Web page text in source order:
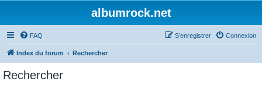
albumrock.net
FAQ Connexion
S’enregistrer
Index du forum Rechercher
Rechercher